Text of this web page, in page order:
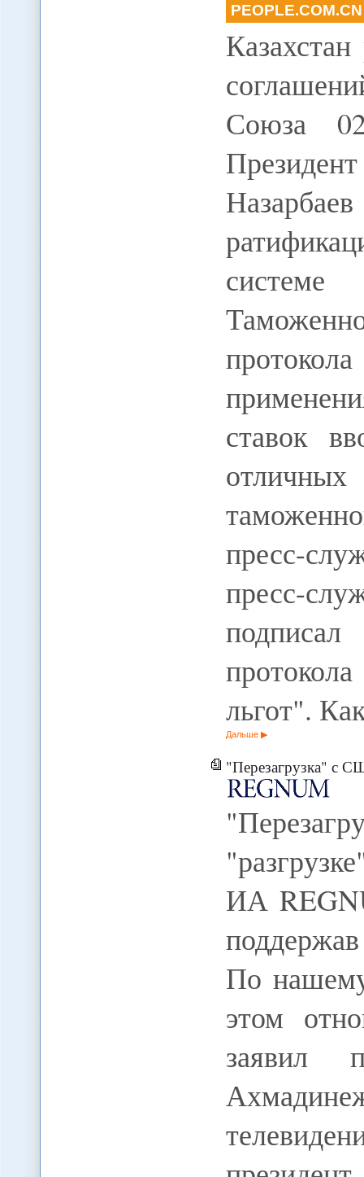
PEOPLE.COM.CN
Союза
ставок
пресс-
пресс-
льгот".
Дальше
"Перезагрузка" с
ИА
По
этом
заявил